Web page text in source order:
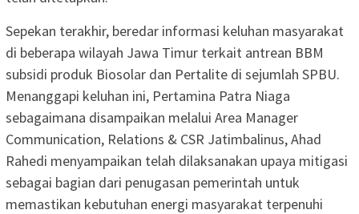
Sepekan terakhir, beredar informasi keluhan masyarakat
di beberapa wilayah Jawa Timur terkait antrean BBM
subsidi produk Biosolar dan Pertalite di sejumlah SPBU.
Menanggapi keluhan ini, Pertamina Patra Niaga
sebagaimana disampaikan melalui Area Manager
Communication, Relations & CSR Jatimbalinus, Ahad
Rahedi menyampaikan telah dilaksanakan upaya mitigasi
sebagai bagian dari penugasan pemerintah untuk
memastikan kebutuhan energi masyarakat terpenuhi